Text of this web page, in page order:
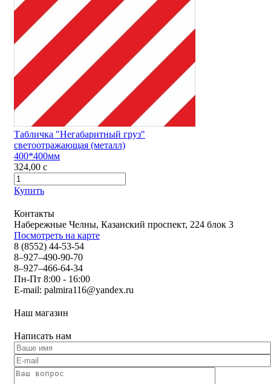
Табличка "Негабаритный груз"
светоотражающая (металл)
400*400мм
324,00 c
Купить
Контакты
Набережные Челны, Казанский проспект, 224 блок 3
Посмотреть на карте
8 (8552) 44-53-54
8–927–490-90-70
8–927–466-64-34
Пн-Пт 8:00 - 16:00
E-mail: palmira116@yandex.ru
Наш магазин
Написать нам